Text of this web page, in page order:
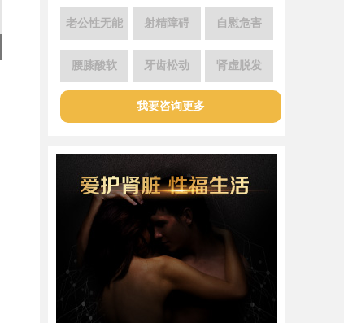
老公性无能 射精障碍 自慰危害
腰膝酸软 牙齿松动 肾虚脱发
我要咨询更多